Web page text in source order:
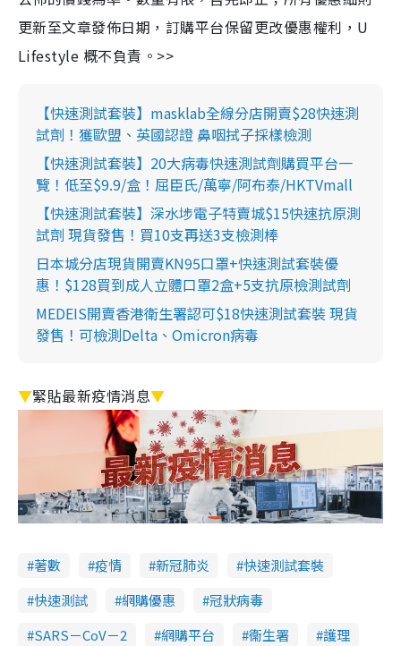
更新至文章發佈日期，訂購平台保留更改優惠權利，U
Lifestyle 概不負責。>>
【快速測試套裝】masklab全線分店開賣$28快速測
試劑！獲歐盟、英國認證 鼻咽拭子採樣檢測
【快速測試套裝】20大病毒快速測試劑購買平台一
覽！低至$9.9/盒！屈臣氏/萬寧/阿布泰/HKTVmall
【快速測試套裝】深水埗電子特賣城$15快速抗原測
試劑 現貨發售！買10支再送3支檢測棒
日本城分店現貨開賣KN95口罩+快速測試套裝優
惠！$128買到成人立體口罩2盒+5支抗原檢測試劑
MEDEIS開賣香港衛生署認可$18快速測試套裝 現貨
發售！可檢測Delta、Omicron病毒
▼緊貼最新疫情消息▼
著數 疫情 新冠肺炎
快速測試套裝
快速測試
網購優惠
冠狀病毒
SARS－CoV－2
網購平台 衞生署
護理